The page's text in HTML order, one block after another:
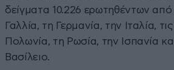
δείγματα 10.226 ερωτηθέντων
Γαλλία, τη Γερμανία, την Ιταλία,
Πολωνία, τη Ρωσία, την Ισπανία
Βασίλειο.